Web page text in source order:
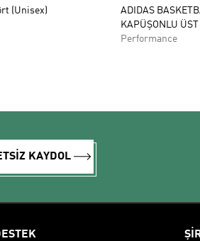
(Unisex)
ADIDAS
KAPÜŞONLU ÜST
Performance
KAYDOL